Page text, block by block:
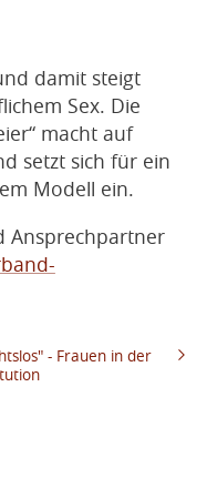
damit steigt
Sex. Die
macht auf
setzt sich für ein
Modell ein.
Ansprechpartner
- Frauen in der